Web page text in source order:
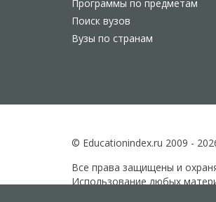
Программы по предметам
Поиск вузов
Вузы по странам
© Educationindex.ru 2009 -
Все права защищены и
Использование любых